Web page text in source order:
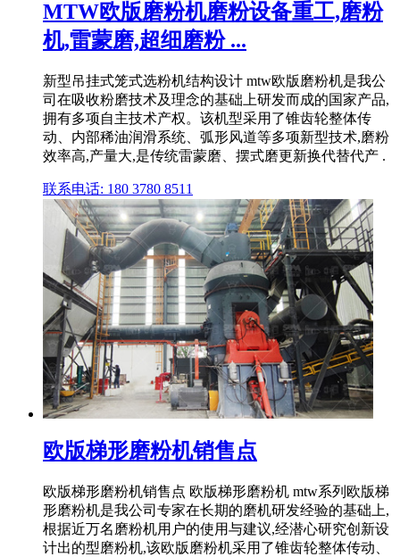
MTW欧版磨粉机磨粉设备重工,磨粉
机,雷蒙磨,超细磨粉 ...
新型吊挂式笼式选粉机结构设计 mtw欧版磨粉机是我公
司在吸收粉磨技术及理念的基础上研发而成的国家产品,
拥有多项自主技术产权。该机型采用了锥齿轮整体传
动、内部稀油润滑系统、弧形风道等多项新型技术,磨粉
效率高,产量大,是传统雷蒙磨、摆式磨更新换代替代产 .
联系电话: 180 3780 8511
欧版梯形磨粉机销售点
欧版梯形磨粉机销售点 欧版梯形磨粉机 mtw系列欧版梯
形磨粉机是我公司专家在长期的磨机研发经验的基础上,
根据近万名磨粉机用户的使用与建议,经潜心研究创新设
计出的型磨粉机,该欧版磨粉机采用了锥齿轮整体传动、